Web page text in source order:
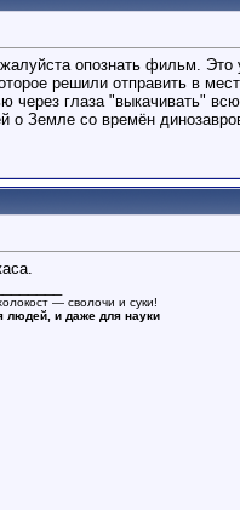
опознать фильм. Это
решили отправить в
через глаза "выкачивать"
о Земле со времён
— сволочи и суки!
людей, и даже для науки